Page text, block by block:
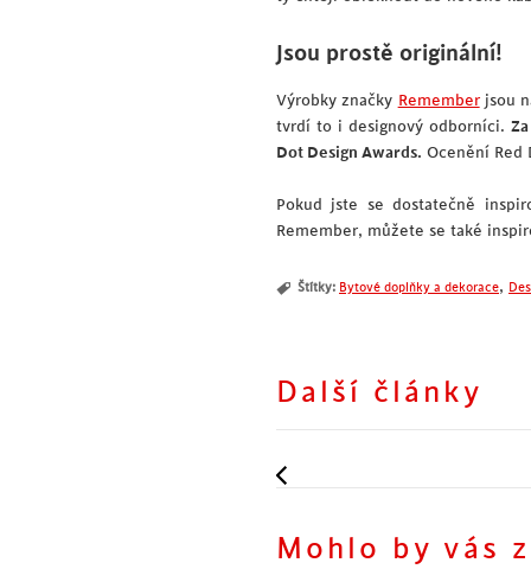
Jsou prostě originální!
Výrobky značky Rememberjsou
tvrdí to i designový odborníci.
Dot Design Awards. Ocenění Red
Pokud jste se dostatečně
Remember, můžete se také
Štítky: Bytové doplňky a dekorace,
Další články
Šokujte barvami! S tímto
Mohlo by vás